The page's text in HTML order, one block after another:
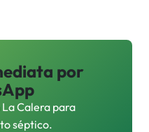
por
Calera para
séptico.